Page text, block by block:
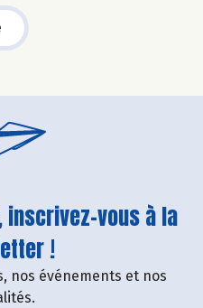
inscrivez-vous à la
!
nos événements et nos